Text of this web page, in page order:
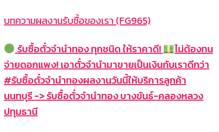
บทความผลงานรับซื้อของเรา (FG965)
รับซื้อตั๋วจำนำทอง ทุกชนิด ให้ราคาดี!
ไม่ต้องทน
จ่ายดอกแพง! เอาตั๋วจำนำมาขายเป็นเงินกับเราดีกว่า
#รับซื้อตั๋วจำนำทองผลงานวันนี้ให้บริการลูกค้า
นนทบุรี -> รับซื้อตั๋วจำนำทอง บางขันธ์-คลองหลวง
ปทุมธานี